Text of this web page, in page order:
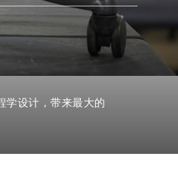
学设计，带来最大的